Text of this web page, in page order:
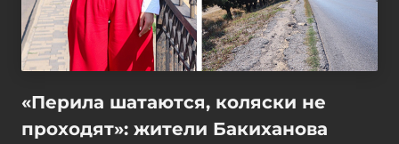
«Перила шатаются, коляски не
проходят»: жители Бакиханова